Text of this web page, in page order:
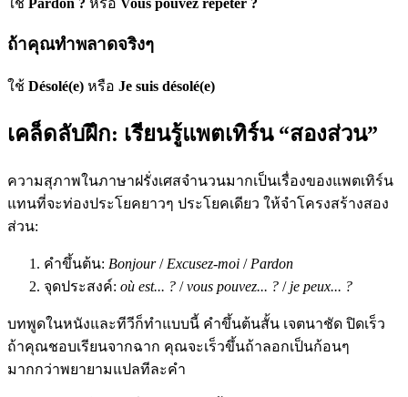
ถ้าคุณทำพลาดจริงๆ
ใช้ Désolé(e) หรือ Je suis désolé(e)
เคล็ดลับฝึก: เรียนรู้แพตเทิร์น “สองส่วน”
ความสุภาพในภาษาฝรั่งเศสจำนวนมากเป็นเรื่องของแพตเทิร์น
แทนที่จะท่องประโยคยาวๆ ประโยคเดียว ให้จำโครงสร้างสอง
ส่วน:
คำขึ้นต้น: Bonjour/ Excusez-moi / Pardon
จุดประสงค์: où est... ? /vous pouvez... ? / je peux... ?
บทพูดในหนังและทีวีก็ทำแบบนี้ คำขึ้นต้นสั้น เจตนาชัด ปิดเร็ว
ถ้าคุณชอบเรียนจากฉาก คุณจะเร็วขึ้นถ้าลอกเป็นก้อนๆ
มากกว่าพยายามแปลทีละคำ